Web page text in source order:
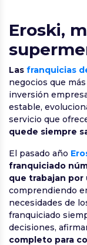
Eroski,
Las franquicias
negocios que
inversión
estable,
servicio que
quede siempre
El pasado año
franquiciado
que trabajan por
comprendiendo
necesidades de
franquiciado
decisiones,
completo para